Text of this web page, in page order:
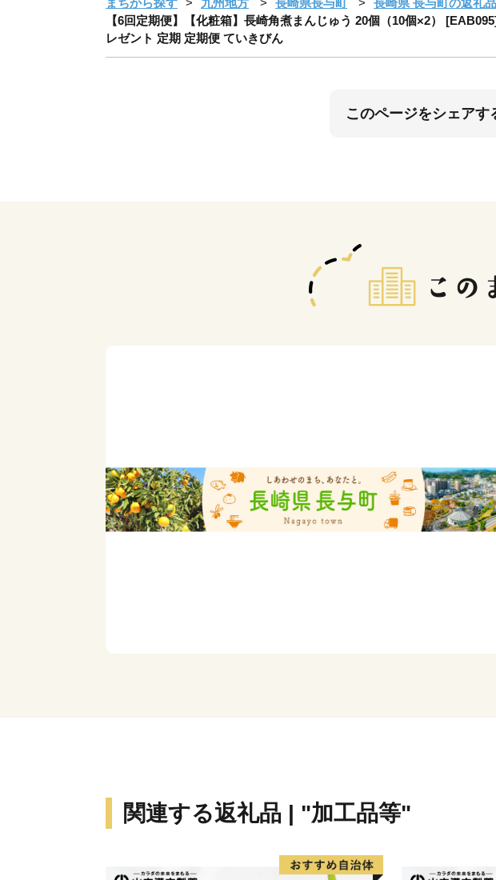
まちから探す 九州地方 長崎県長与町
長崎県 長与町の返礼
【6回定期便】【化粧箱】長崎角煮まんじゅう 20個（10個×2）
レゼント 定期 定期便 ていきびん
このページをシェアす
関連する返礼品 | "加工品等"